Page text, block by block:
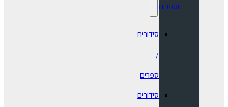
וספרים
סידורים
/
ספרים
⁠סידורים